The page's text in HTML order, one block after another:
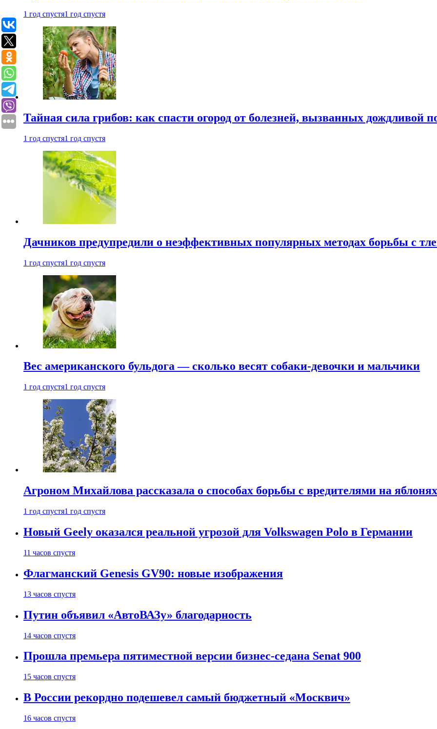
1 год спустя1 год спустя
Тайная сила грибов: как спасти огород от болезней, вызванных дождливой
1 год спустя1 год спустя
Дачников предупредили о неэффективных популярных методах борьбы с
1 год спустя1 год спустя
Вес американского бульдога — сколько весят собаки-девочки и мальчики
1 год спустя1 год спустя
Агроном Михайлова рассказала о способах борьбы с вредителями на яблонях
1 год спустя1 год спустя
Новый Geely оказался реальной угрозой для Volkswagen Polo в Германии
11 часов спустя
Флагманский Genesis GV90: новые изображения
13 часов спустя
Путин объявил «АвтоВАЗу» благодарность
14 часов спустя
Прошла премьера пятиместной версии бизнес-седана Senat 900
15 часов спустя
В России рекордно подешевел самый бюджетный «Москвич»
16 часов спустя